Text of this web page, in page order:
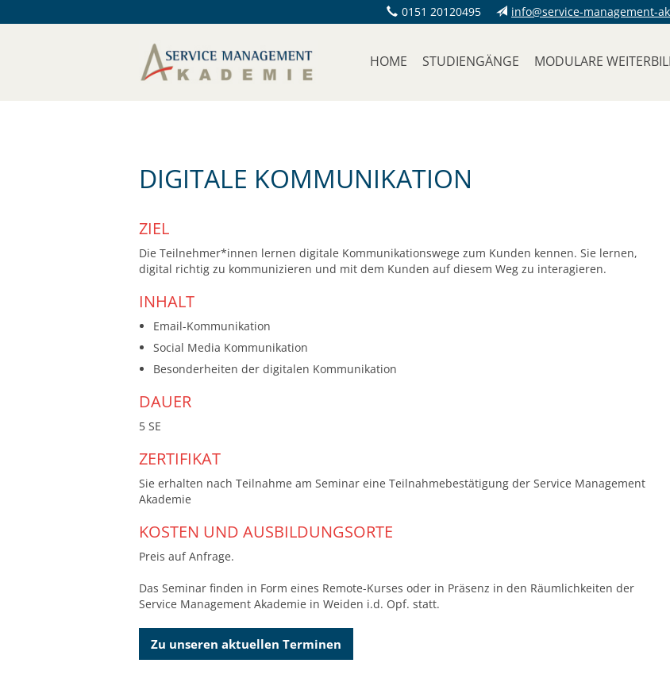
0151 20120495 info@service-management-
HOME STUDIENGÄNGE MODULARE
DIGITALE KOMMUNIKATION
ZIEL
Die Teilnehmer*innen lernen digitale Kommunikationswege zum Kunden kennen. Sie lernen,
digital richtig zu kommunizieren und mit dem Kunden auf diesem Weg zu interagieren.
INHALT
Email-Kommunikation
Social Media Kommunikation
Besonderheiten der digitalen Kommunikation
DAUER
5 SE
ZERTIFIKAT
Sie erhalten nach Teilnahme am Seminar eine Teilnahmebestätigung der Service Management
Akademie
KOSTEN UND AUSBILDUNGSORTE
Preis auf Anfrage.
Das Seminar finden in Form eines Remote-Kurses oder in Präsenz in den Räumlichkeiten der
Service Management Akademie in Weiden i.d. Opf. statt.
Zu unseren aktuellen Terminen